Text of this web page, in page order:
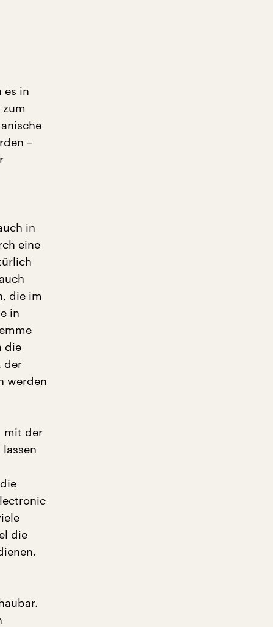
es in
–
in
eine
die im
in
die
der
werden
mit der
die